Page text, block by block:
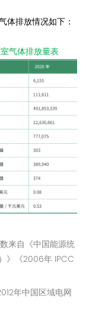
体排放情况如下：
气体排放量表
来自《中国能源统
》《2006年 IPCC
年中国区域电网